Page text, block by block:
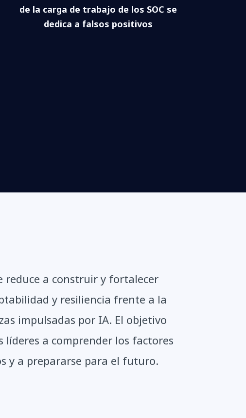
de la carga de trabajo de los SOC se
dedica a falsos positivos
reduce a construir y fortalecer
y resiliencia frente a la
impulsadas por IA. El objetivo
líderes a comprender los factores
y a prepararse para el futuro.